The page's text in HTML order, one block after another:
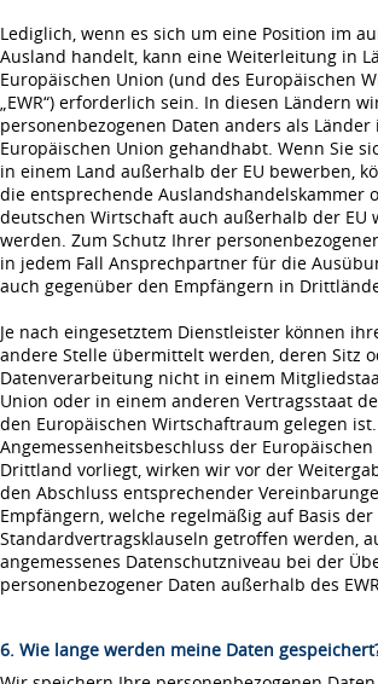
Lediglich, wenn es sich um eine Position im
Ausland handelt, kann eine Weiterleitung in
Europäischen Union (und des Europäischen
„EWR“) erforderlich sein. In diesen Ländern
personenbezogenen Daten anders als
Europäischen Union gehandhabt. Wenn Sie
in einem Land außerhalb der EU bewerben,
die entsprechende Auslandshandelskammer
deutschen Wirtschaft auch außerhalb der EU
werden. Zum Schutz Ihrer
in jedem Fall Ansprechpartner für die
auch gegenüber den Empfängern in
Je nach eingesetztem Dienstleister können
andere Stelle übermittelt werden, deren Sitz
Datenverarbeitung nicht in einem
Union oder in einem anderen Vertragsstaat
den Europäischen Wirtschaftraum gelegen
Angemessenheitsbeschluss der
Drittland vorliegt, wirken wir vor der
den Abschluss entsprechender
Empfängern, welche regelmäßig auf Basis der
Standardvertragsklauseln getroffen werden,
angemessenes Datenschutzniveau bei der
personenbezogener Daten außerhalb des
6. Wie lange werden meine Daten